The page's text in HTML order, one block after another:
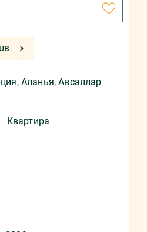
, Аланья,Авсаллар
Квартира